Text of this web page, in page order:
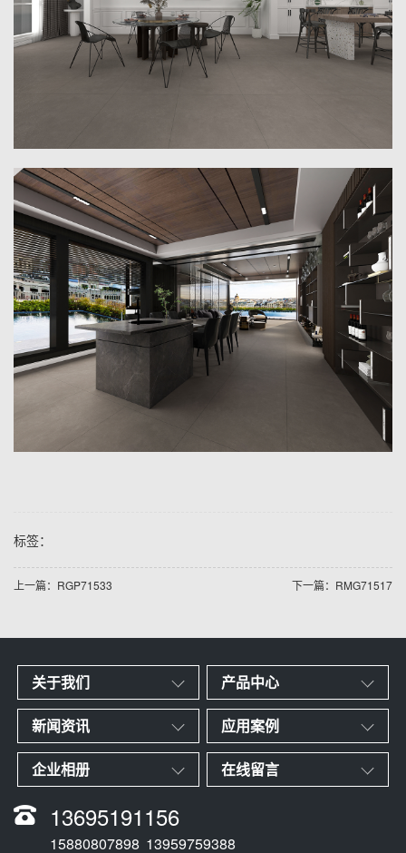
标签：
上一篇：RGP71533 下一篇：RMG71517
关于我们 产品中心
新闻资讯 应用案例
企业相册 在线留言
13695191156
15880807898 13959759388